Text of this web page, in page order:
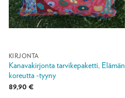
KIRJONTA
Kanavakirjonta tarvikepaketti, Elämän
koreutta -tyyny
89,90 €